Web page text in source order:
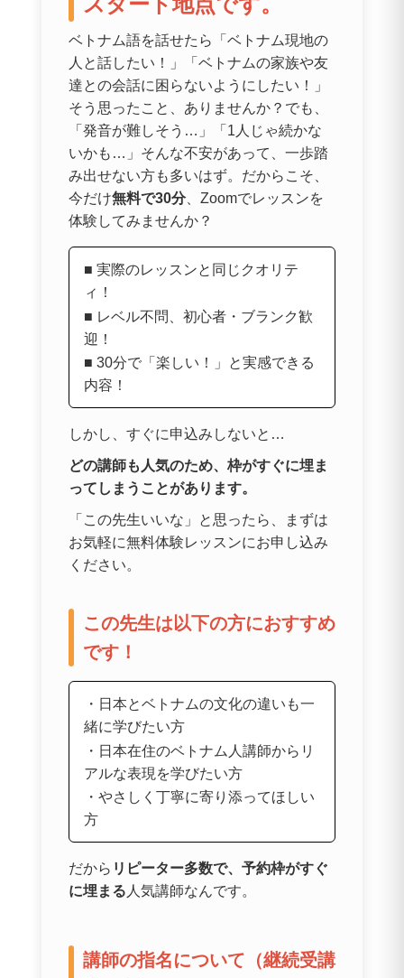
ベトナム語を話せたら「ベトナム現地の
人と話したい！」「ベトナムの家族や友
達との会話に困らないようにしたい！」
そう思ったこと、ありませんか？でも、
「発音が難しそう…」「1人じゃ続かな
いかも…」そんな不安があって、一歩踏
み出せない方も多いはず。だからこそ、
今だけ無料で30分、Zoomでレッスンを
体験してみませんか？
■ 実際のレッスンと同じクオリテ
ィ！
■ レベル不問、初心者・ブランク歓
迎！
■ 30分で「楽しい！」と実感できる
内容！
しかし、すぐに申込みしないと…
どの講師も人気のため、枠がすぐに埋ま
ってしまうことがあります。
「この先生いいな」と思ったら、まずは
お気軽に無料体験レッスンにお申し込み
ください。
この先生は以下の方におすすめ
です！
・日本とベトナムの文化の違いも一
緒に学びたい方
・日本在住のベトナム人講師からリ
アルな表現を学びたい方
・やさしく丁寧に寄り添ってほしい
方
だから リピーター多数で、予約枠がすぐ
に埋まる 人気講師なんです。
講師の指名について（継続受講